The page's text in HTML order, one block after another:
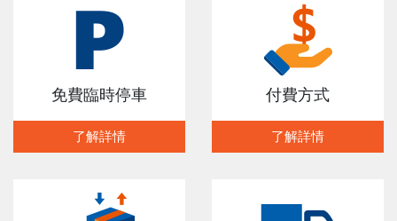
免費臨時停車
了解詳情
付費方式
了解詳情